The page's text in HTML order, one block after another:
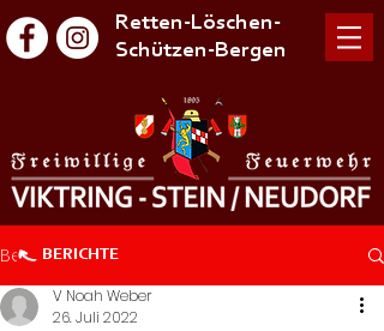
Retten-Löschen-
Schützen-Bergen
Beitrag
V Noah Weber
26. Juli 2022
BERICHTE